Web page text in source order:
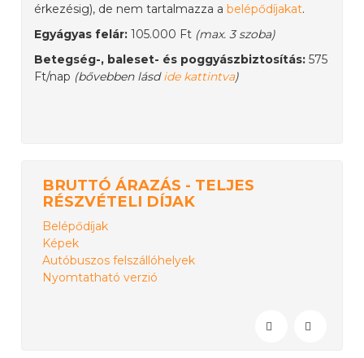
érkezésig), de nem tartalmazza abelépődíjakat.
Egyágyas felár: 105.000 Ft (max. 3 szoba)
Betegség-, baleset- és poggyászbiztosítás: 575
Ft/nap (bővebben lásdide kattintva)
BRUTTÓ ÁRAZÁS - TELJES
RÉSZVÉTELI DÍJAK
Belépődíjak
Képek
Autóbuszos felszállóhelyek
Nyomtatható verzió